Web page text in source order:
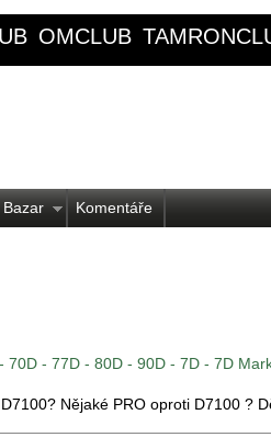
OMCLUB
Bazar Komentáře
- 77D - 80D - 90D - 7D - 7D
Nějaké PRO oproti D7100 ?